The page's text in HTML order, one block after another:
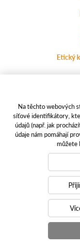
Etický
Responzivní
Toto jsou internetové
sídlem v
zapsané v OR
6852. Společnost
AGROFERT
26185610, se sídlem
Na těchto webových
síťové identifikátory,
údajů (např. jak
údaje nám pomáhají
můžete